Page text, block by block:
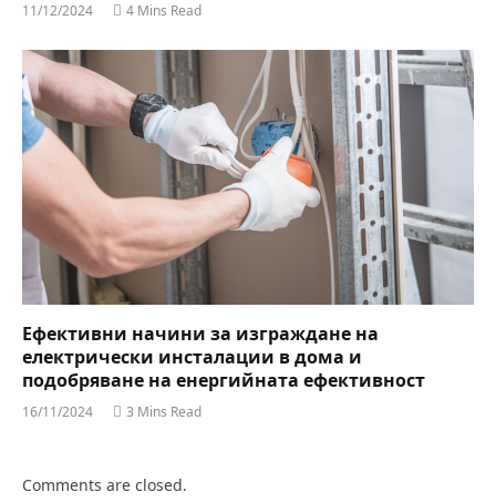
11/12/2024 4 Mins Read
Ефективни начини за изграждане на
електрически инсталации в дома и
подобряване на енергийната ефективност
16/11/2024 3 Mins Read
Comments are closed.